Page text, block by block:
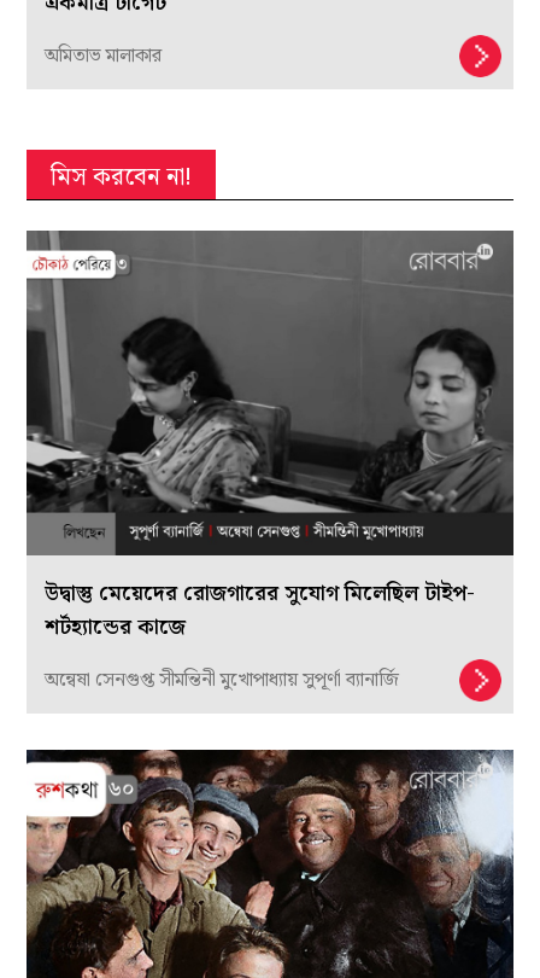
অমিতাভ মালাকার
মিস করবেন না!
উদ্বাস্তু মেয়েদের রোজগারের সুযোগ মিলেছিল টাইপ-
শর্টহ্যান্ডের কাজে
অন্বেষা সেনগুপ্ত সীমন্তিনী মুখোপাধ্যায় সুপূর্ণা ব্যানার্জি